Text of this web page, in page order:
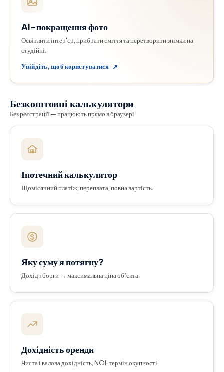
AI-покращення фото
Освітлити інтер'єр, прибрати сміття та перетворити знімки на
студійні.
Увійдіть, щоб користуватися ↗
Безкоштовні калькулятори
Без реєстрації — працюють прямо в браузері.
Іпотечний калькулятор
Щомісячний платіж, переплата, повна вартість.
Яку суму я потягну?
Дохід і борги → максимальна ціна обʼєкта.
Дохідність оренди
Чиста і валова дохідність, NOI, термін окупності.